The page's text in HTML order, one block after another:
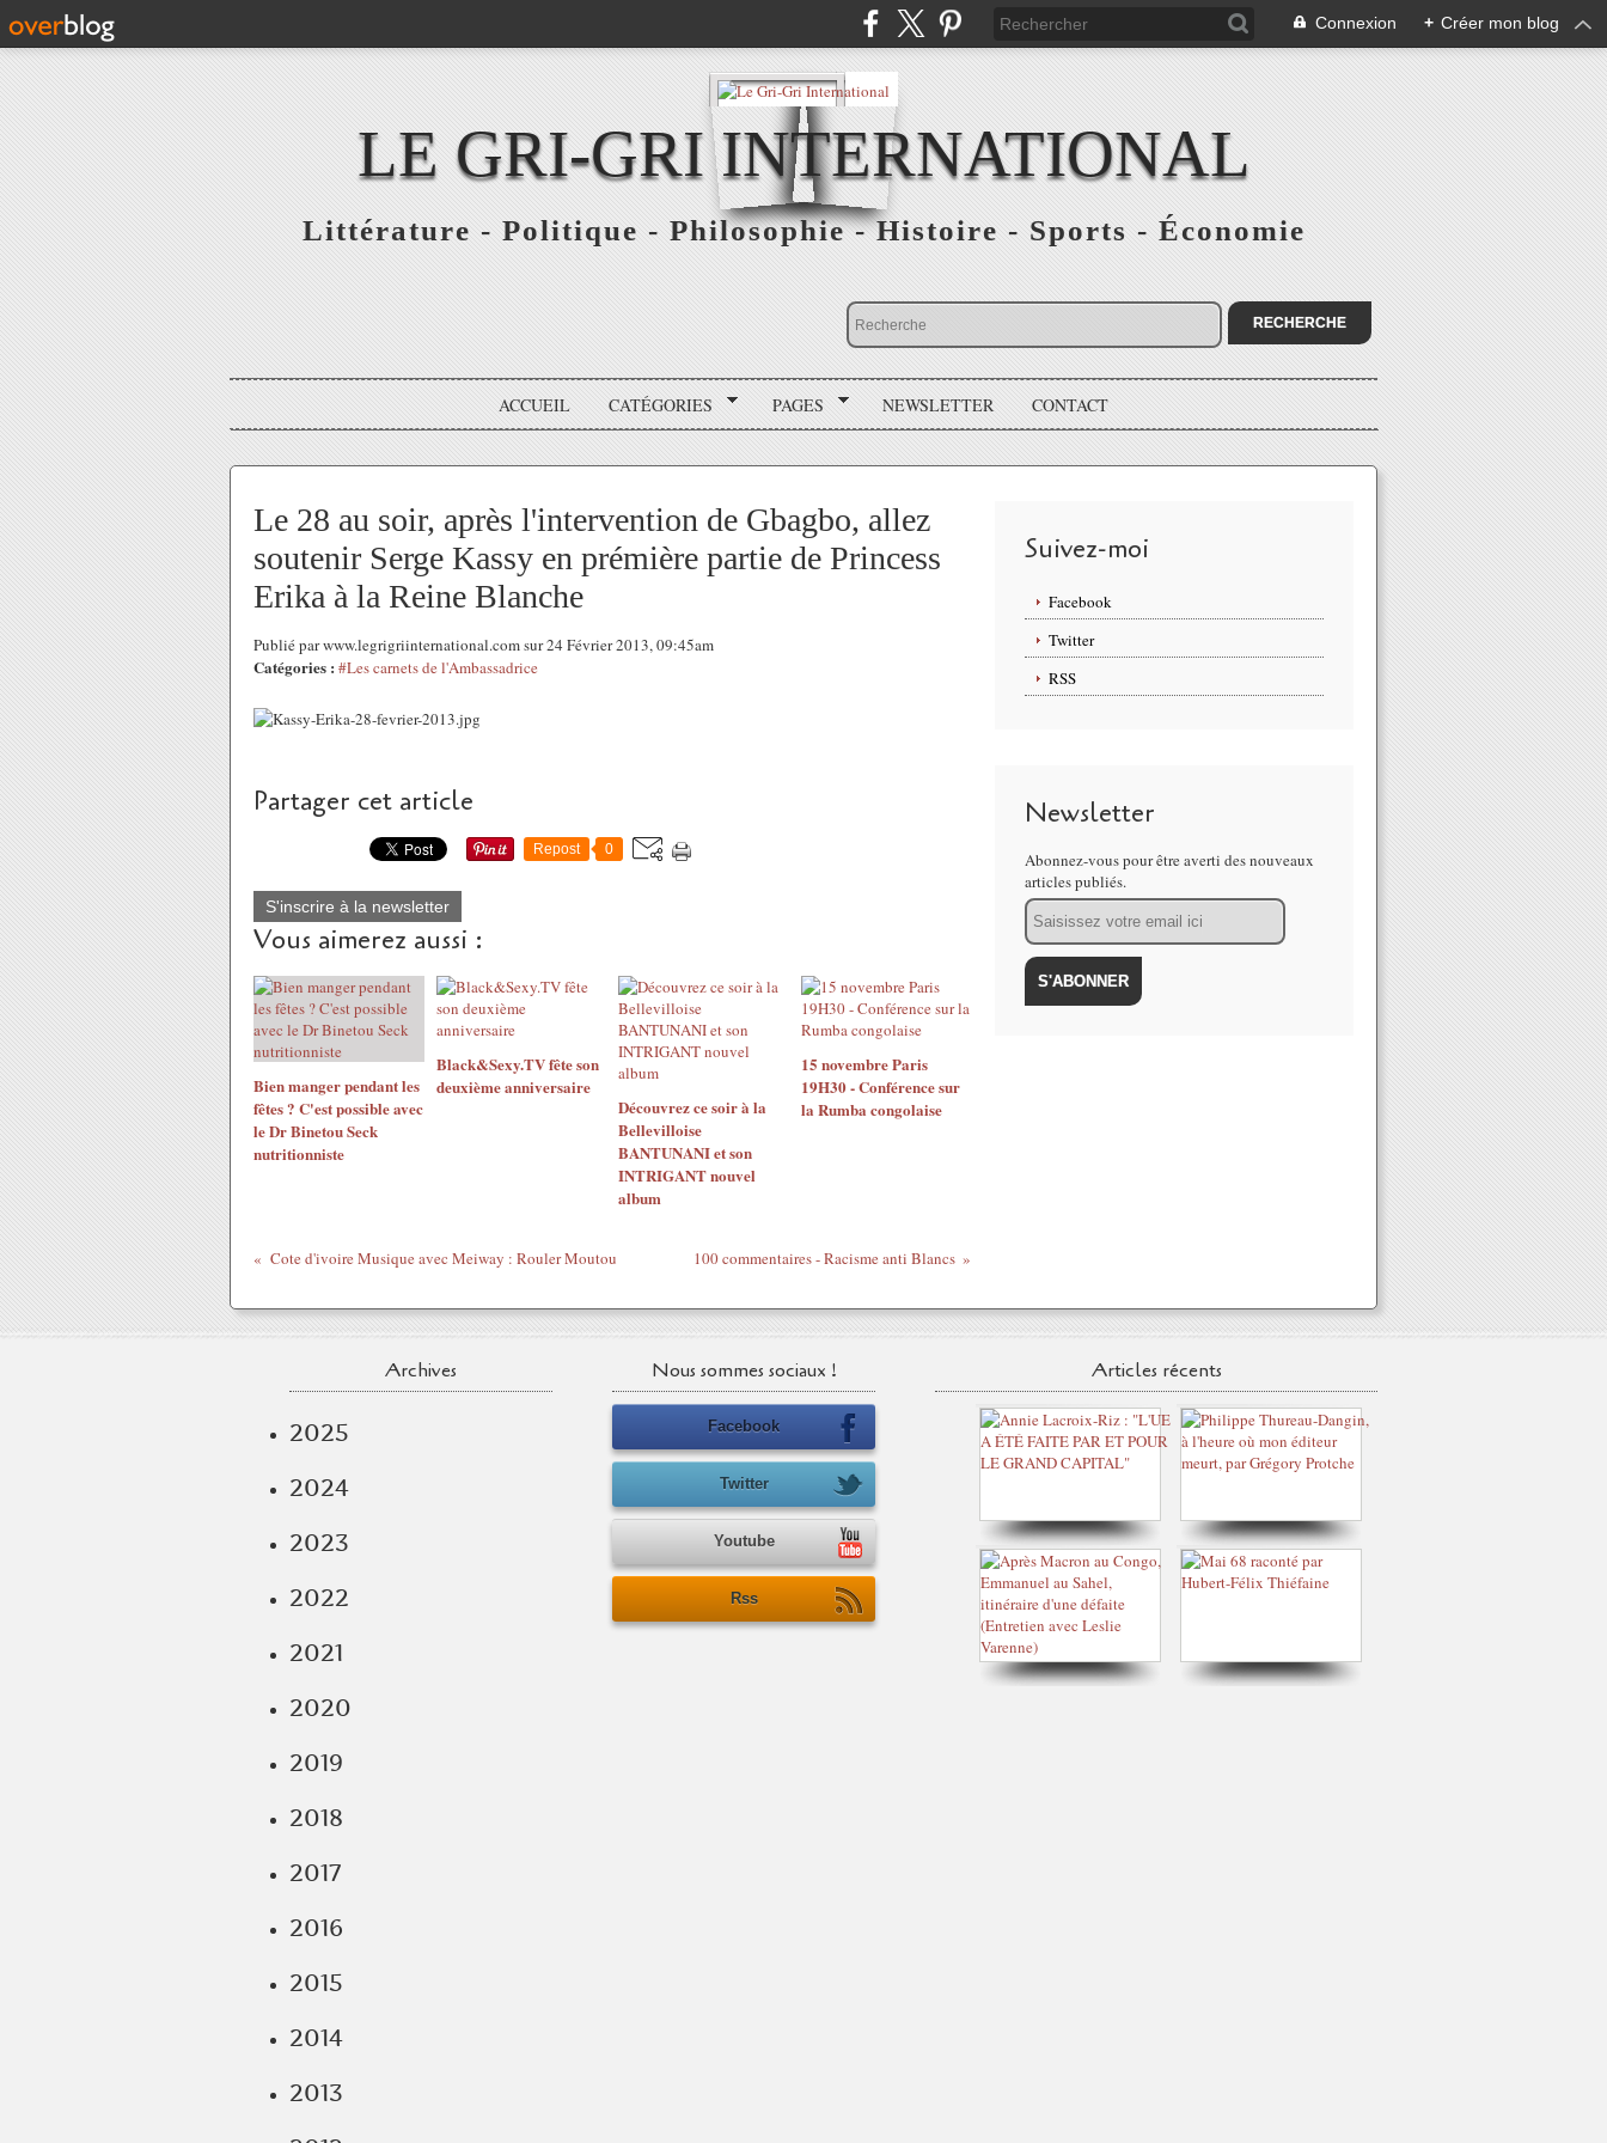
Connexion + Créer mon blog
LE GRI-GRI INTERNATIONAL
Littérature - Politique - Philosophie - Histoire - Sports - Économie
ACCUEIL CATÉGORIES PAGES NEWSLETTER CONTACT
Le 28 au soir, après l'intervention de Gbagbo, allez
soutenir Serge Kassy en prémière partie de Princess
Erika à la Reine Blanche
Publié par www.legrigriinternational.com sur 24 Février 2013, 09:45am
Catégories : #Les carnets de l'Ambassadrice
Partager cet article
Repost 0
S'inscrire à la newsletter
Vous aimerez aussi :
Bien manger pendant les
fêtes ? C'est possible avec
le Dr Binetou Seck
nutritionniste
Black&Sexy.TV fête son
deuxième anniversaire
Découvrez ce soir à la
Bellevilloise
BANTUNANI et son
INTRIGANT nouvel
album
15 novembre Paris
19H30 - Conférence sur
la Rumba congolaise
Cote d'ivoire Musique avec Meiway : Rouler Moutou 100 commentaires - Racisme anti Blancs
Suivez-moi
Facebook
Twitter
RSS
Newsletter
Abonnez-vous pour être averti des nouveaux
articles publiés.
Email
Archives
2025
2024
2023
2022
2021
2020
2019
2018
2017
2016
2015
2014
2013
Nous sommes sociaux !
Facebook
Twitter
Youtube
Rss
Articles récents